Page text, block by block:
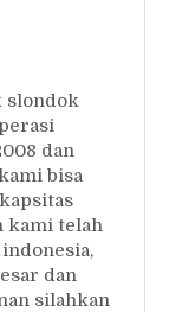
slondok
dan
bisa
kami telah
dan
silahkan